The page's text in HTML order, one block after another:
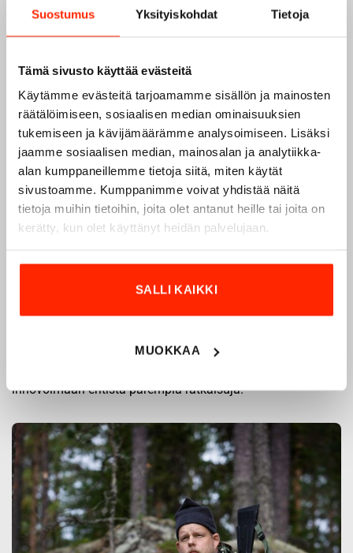
Suostumus Yksityiskohdat Tietoja
Tämä sivusto käyttää evästeitä
Käytämme evästeitä tarjoamamme sisällön ja mainosten
räätälöimiseen, sosiaalisen median ominaisuuksien
tukemiseen ja kävijämäärämme analysoimiseen. Lisäksi
jaamme sosiaalisen median, mainosalan ja analytiikka-
alan kumppaneillemme tietoja siitä, miten käytät
sivustoamme. Kumppanimme voivat yhdistää näitä
tietoja muihin tietoihin, joita olet antanut heille tai joita on
kerätty, kun olet käyttänyt heidän palvelujaan.
SALLI KAIKKI
MUOKKAA
Origopro – Suomalainen laatumerkki vuodesta
1975
Origoprovalmistaa laadukkaita vaatteita,
:n tuotteet on suunniteltu yhteistyössä käyttäjien
innovoimaan entistä parempia ratkaisuja.